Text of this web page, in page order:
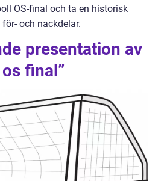
OS-final och ta en historisk
och nackdelar.
presentation av
final”